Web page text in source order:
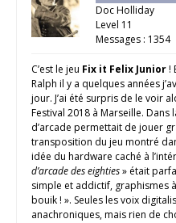
Doc Holliday
Level 11
Messages : 1354
C’est le jeu Fix it Felix Junior!
Ralph il y a quelques années
jour. J’ai été surpris de le voir
Festival 2018 à Marseille.
d’arcade permettait de jouer
transposition du jeu montré
idée du hardware caché à
d’arcade des eighties» était
simple et addictif, graphismes
bouik ! ». Seules les voix
anachroniques, mais rien de